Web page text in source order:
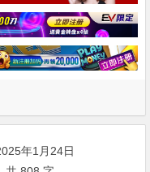
年1月24日